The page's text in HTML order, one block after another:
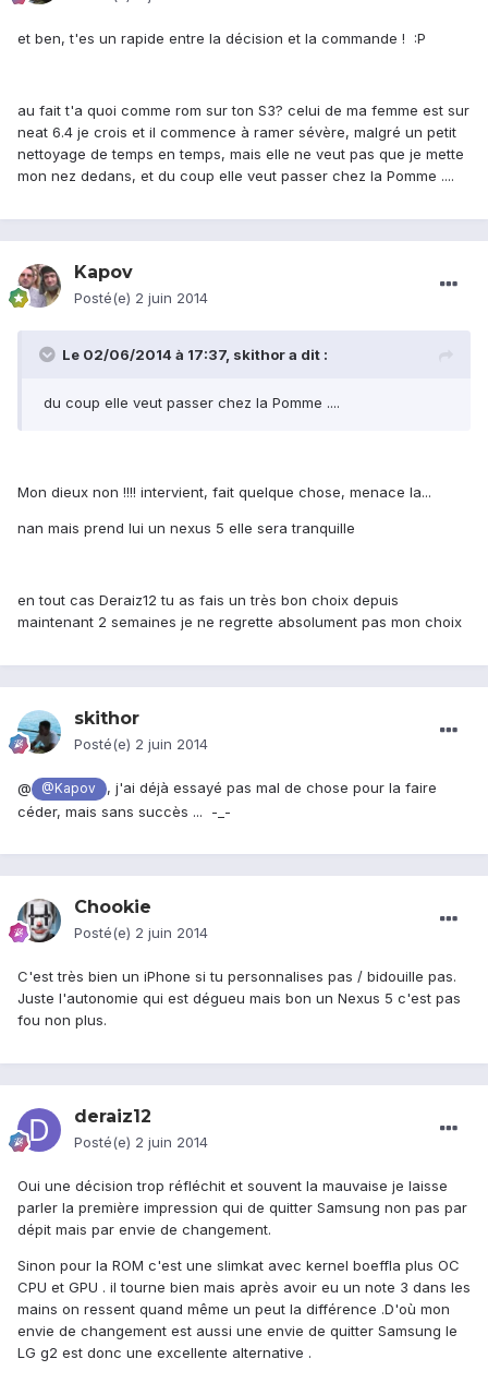
et ben, t'es un rapide entre la décision et la commande ! :P
au fait t'a quoi comme rom sur ton S3? celui de ma femme est sur
neat 6.4 je crois et il commence à ramer sévère, malgré un petit
nettoyage de temps en temps, mais elle ne veut pas que je mette
mon nez dedans, et du coup elle veut passer chez la Pomme ....
Kapov
Posté(e) 2 juin 2014
Le 02/06/2014 à 17:37, skithor a dit :
du coup elle veut passer chez la Pomme ....
Mon dieux non !!!! intervient, fait quelque chose, menace la...
nan mais prend lui un nexus 5 elle sera tranquille
en tout cas Deraiz12 tu as fais un très bon choix depuis
maintenant 2 semaines je ne regrette absolument pas mon choix
skithor
Posté(e) 2 juin 2014
@ @Kapov
, j'ai déjà essayé pas mal de chose pour la faire
céder, mais sans succès ... -_-
Chookie
Posté(e) 2 juin 2014
C'est très bien un iPhone si tu personnalises pas / bidouille pas.
Juste l'autonomie qui est dégueu mais bon un Nexus 5 c'est pas
fou non plus.
deraiz12
Posté(e) 2 juin 2014
Oui une décision trop réfléchit et souvent la mauvaise je laisse
parler la première impression qui de quitter Samsung non pas par
dépit mais par envie de changement.
Sinon pour la ROM c'est une slimkat avec kernel boeffla plus OC
CPU et GPU . il tourne bien mais après avoir eu un note 3 dans les
mains on ressent quand même un peut la différence .D'où mon
envie de changement est aussi une envie de quitter Samsung le
LG g2 est donc une excellente alternative .